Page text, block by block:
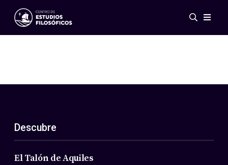
Eventos
ES
EN
Acerca de nosotros
Miembros
Descubre
El Talón de Aquiles